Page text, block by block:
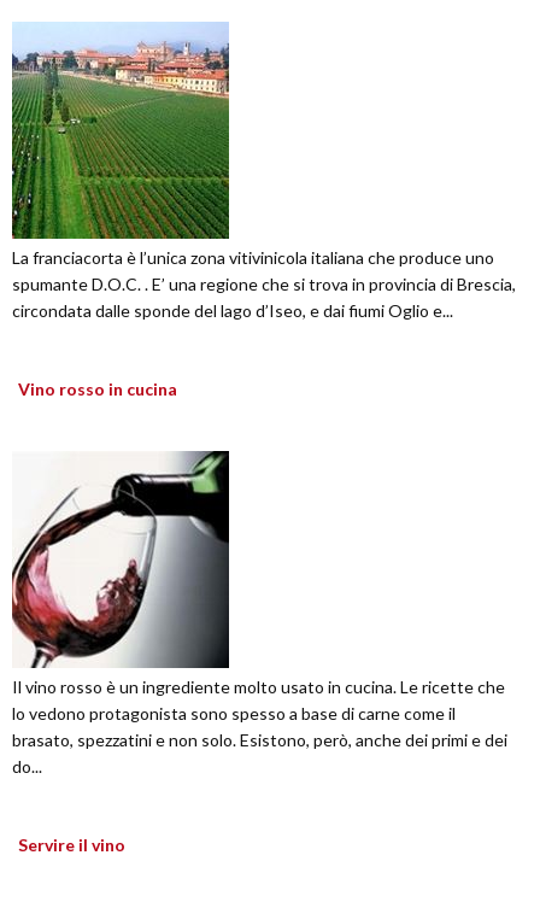
La franciacorta è l’unica zona vitivinicola italiana che produce uno
spumante D.O.C. . E’ una regione che si trova in provincia di Brescia,
circondata dalle sponde del lago d’Iseo, e dai fiumi Oglio e...
Vino rosso in cucina
Il vino rosso è un ingrediente molto usato in cucina. Le ricette che
lo vedono protagonista sono spesso a base di carne come il
brasato, spezzatini e non solo. Esistono, però, anche dei primi e dei
do...
Servire il vino